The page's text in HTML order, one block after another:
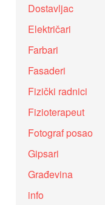
Dostavljac
Električari
Farbari
Fasaderi
Fizički radnici
Fizioterapeut
Fotograf posao
Gipsari
Građevina
info